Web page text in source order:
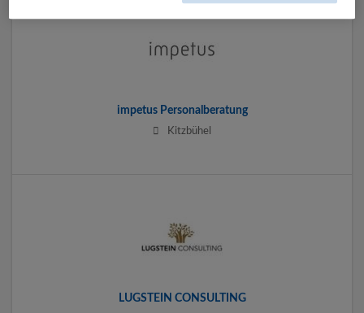
impetus Personalberatung
Kitzbühel
LUGSTEIN CONSULTING